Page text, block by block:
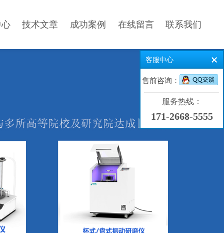
技术文章 成功案例 在线留言 联系我们
客服中心
售前咨询：
服务热线：
171-2668-5555